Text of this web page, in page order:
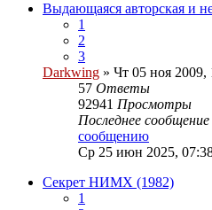
Выдающаяся авторская и
1
2
3
Darkwing » Чт 05 ноя 2009,
57 Ответы
92941 Просмотры
Последнее сообщение
сообщению
Ср 25 июн 2025,
Секрет НИМХ (1982)
1